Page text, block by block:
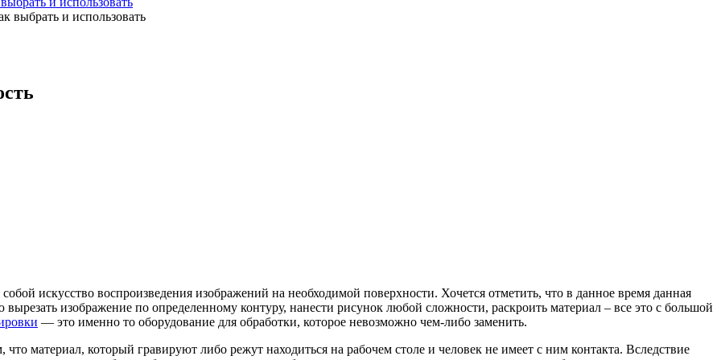
собой искусство воспроизведения изображений на необходимой поверхности. Хочется отметить, что в данное время данная
изображение по определенному контуру, нанести рисунок любой сложности, раскроить материал – все это с большой
— это именно то оборудование для обработки, которое невозможно чем-либо заменить.
материал, который гравируют либо режут находиться на рабочем столе и человек не имеет с ним контакта. Вследствие